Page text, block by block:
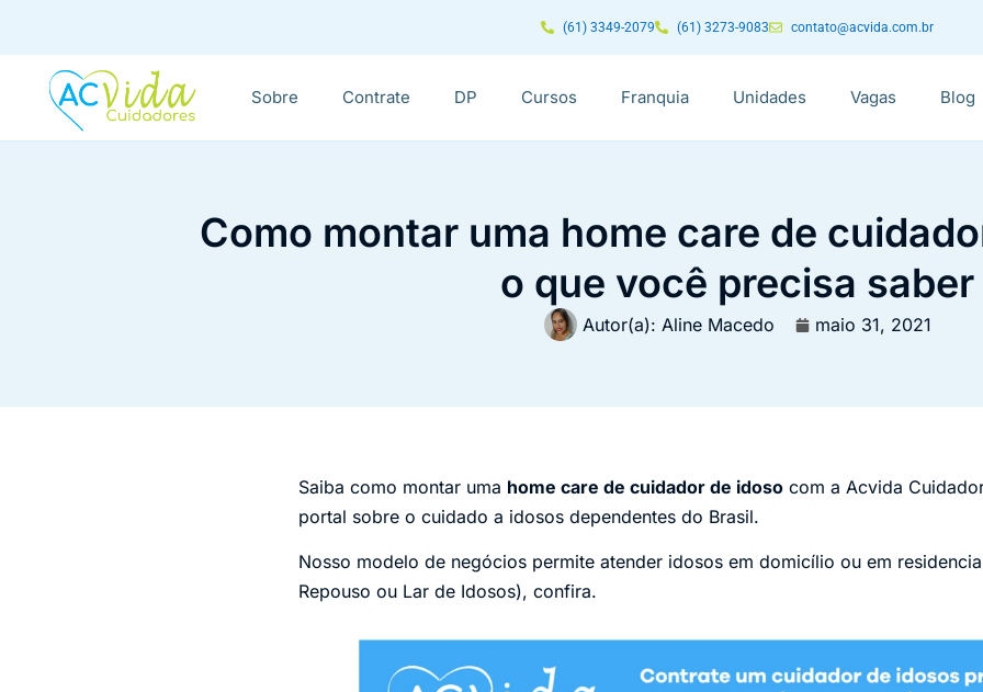
(61) 3349-2079 (61) 3273-9083 contato@acvida.com.br
Sobre Contrate DP Cursos Franquia Unidades Vagas Blog
Como montar uma home care de
o que você precisa saber
Autor(a): Aline Macedo maio 31, 2021
Saiba como montar uma home care de cuidador de idoso com a Acvida
portal sobre o cuidado a idosos dependentes do Brasil.
Nosso modelo de negócios permite atender idosos em domicílio ou em
Repouso ou Lar de Idosos), confira.